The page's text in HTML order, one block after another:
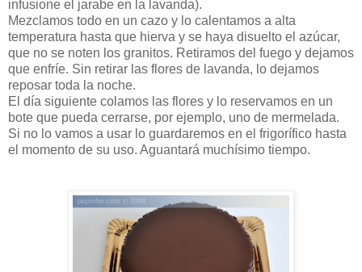
infusione el jarabe en la lavanda).
Mezclamos todo en un cazo y lo calentamos a alta
temperatura hasta que hierva y se haya disuelto el azúcar,
que no se noten los granitos. Retiramos del fuego y dejamos
que enfríe. Sin retirar las flores de lavanda, lo dejamos
reposar toda la noche.
El día siguiente colamos las flores y lo reservamos en un
bote que pueda cerrarse, por ejemplo, uno de mermelada.
Si no lo vamos a usar lo guardaremos en el frigorífico hasta
el momento de su uso. Aguantará muchísimo tiempo.